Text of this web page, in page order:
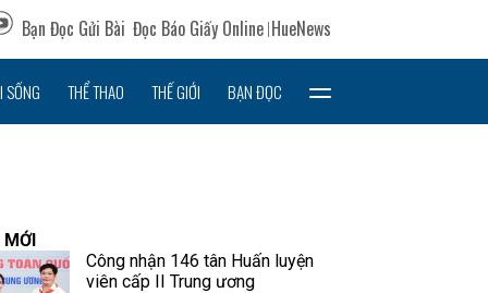
Bạn Đọc Gửi Bài Đọc Báo Giấy Online HueNews
SỐNG THỂ THAO THẾ GIỚI BẠN ĐỌC
Công nhận 146 tân Huấn luyện
viên cấp II Trung ương